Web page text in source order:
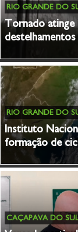
RIO GRANDE DO
Tornado
RIO GRANDE DO
Instituto
formação de
CAÇAPAVA DO SUL